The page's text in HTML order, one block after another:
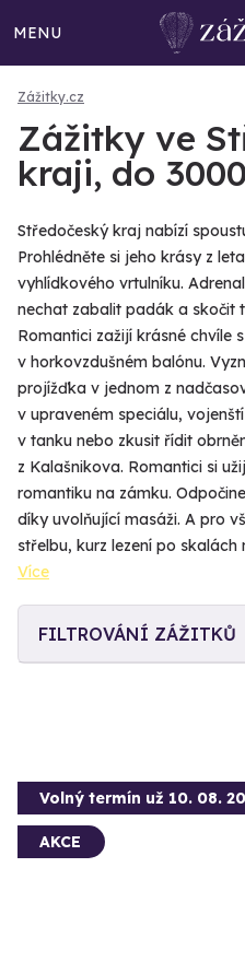
MENU
Zážitky.cz
Zážitky ve
kraji, do
Středočeský kraj nabízí
Prohlédněte si jeho krásy z
vyhlídkového vrtulníku.
nechat zabalit padák a skočit
Romantici zažijí krásné chvíle
v horkovzdušném balónu.
projížďka v jednom z
v upraveném speciálu,
v tanku nebo zkusit řídit
z Kalašnikova. Romantici si
romantiku na zámku.
díky uvolňující masáži. A pro
střelbu, kurz lezení po skalách
Více
FILTROVÁNÍ ZÁŽITKŮ
Volný termín už 10. 08.
AKCE